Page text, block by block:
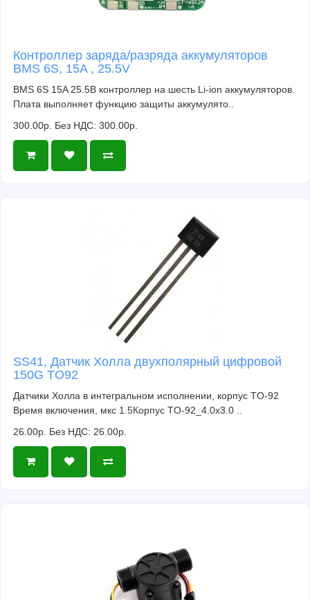
Ремонт и техническое обслуживание: Макетная
компонентов при ремонте или обслуживании
электронных устройств.
Контроллер заряда/разряда аккумуляторов
BMS 6S, 15A , 25.5V
BMS 6S 15A 25.5В контроллер на шесть Li-ion аккумуляторов.
Плата выполняет функцию защиты аккумулято..
300.00р. Без НДС: 300.00р.
SS41, Датчик Холла двухполярный цифровой
150G TO92
Датчики Холла в интегральном исполнении, корпус TO-92
Время включения, мкс 1.5Корпус TO-92_4.0x3.0 ..
26.00р. Без НДС: 26.00р.